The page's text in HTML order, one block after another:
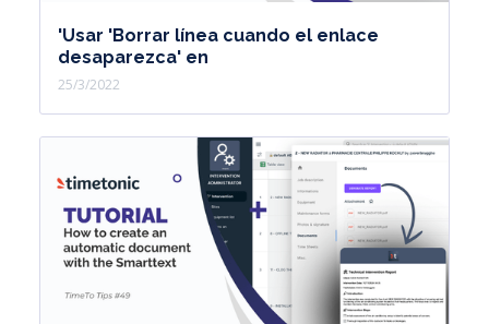
'Usar 'Borrar línea cuando el enlace
desaparezca' en
25/3/2022